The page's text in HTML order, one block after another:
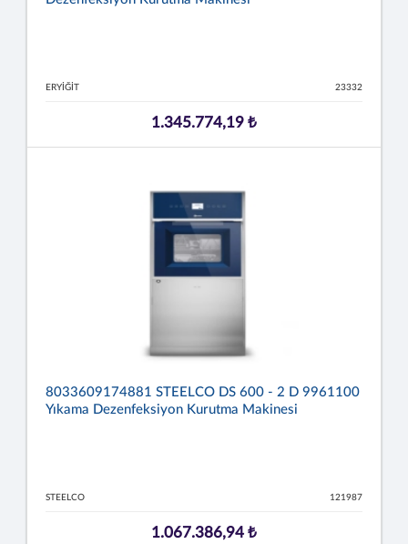
ERYİĞİT 23332
1.345.774,19 ₺
8033609174881 STEELCO DS 600 - 2 D 9961100
Yıkama Dezenfeksiyon Kurutma Makinesi
STEELCO 121987
1.067.386,94 ₺